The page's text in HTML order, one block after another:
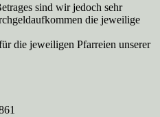
sind wir jedoch sehr
die jeweilige
die jeweiligen Pfarreien unserer